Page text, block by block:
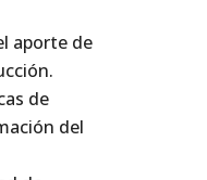
aporte de
de
del